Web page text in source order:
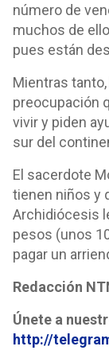
número de
muchos de
pues están
Mientras
preocupación
vivir y piden
sur del
El sacerdote
tienen niños y
Archidiócesis
pesos (unos
pagar un
Redacción
Únete a
http://